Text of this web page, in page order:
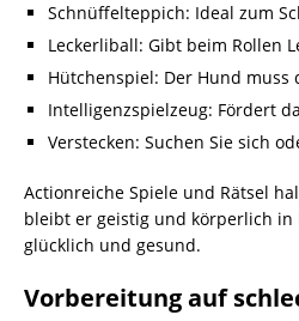
Schnüffelteppich: Ideal zum
Leckerliball: Gibt beim Rollen
Hütchenspiel: Der Hund muss
Intelligenzspielzeug: Fördert
Verstecken: Suchen Sie sich
Actionreiche Spiele und Rätsel
bleibt er geistig und körperlich in
glücklich und gesund.
Vorbereitung auf